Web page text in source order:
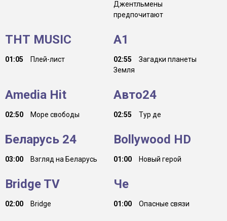
Джентльмены
предпочитают
ТНТ MUSIC
01:05 Плей-лист
A1
02:55
Загадки планеты
Земля
Amedia Hit
02:50 Море свободы
Авто24
02:55 Тур де
Беларусь 24
03:00 Взгляд на Беларусь
Bollywood HD
01:00 Новый герой
Bridge TV
02:00 Bridge
Че
01:00 Опасные связи